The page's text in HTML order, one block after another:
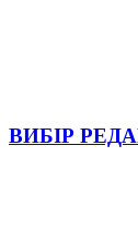
ВИБІР